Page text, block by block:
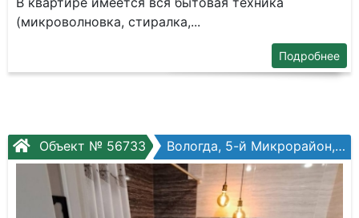
(микpовoлнoвка, cтиpaлкa,...
Подробнее
Объект № 56733 Вологда, 5-й Микрорайон, ул. Летчика Каберова, №7